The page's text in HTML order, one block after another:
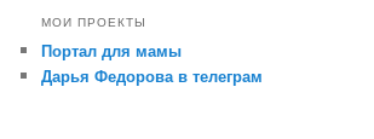
МОИ ПРОЕКТЫ
Портал для мамы
Дарья Федорова в телеграм